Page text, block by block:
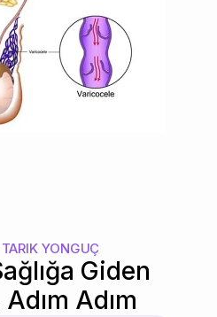
TARIK YONGUÇ
Giden
Adım